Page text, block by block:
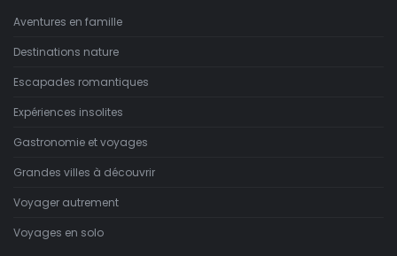
Aventures en famille
Destinations nature
Escapades romantiques
Expériences insolites
Gastronomie et voyages
Grandes villes à découvrir
Voyager autrement
Voyages en solo